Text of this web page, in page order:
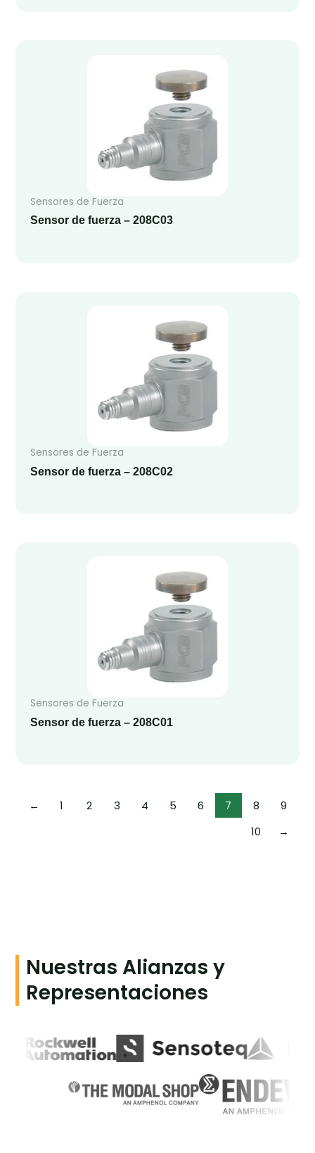
Sensores de Fuerza
Sensor de fuerza – 208C03
Sensores de Fuerza
Sensor de fuerza – 208C02
Sensores de Fuerza
Sensor de fuerza – 208C01
← 1 2 3 4 5 6 7 8
9
10
→
Nuestras Alianzas y
Representaciones